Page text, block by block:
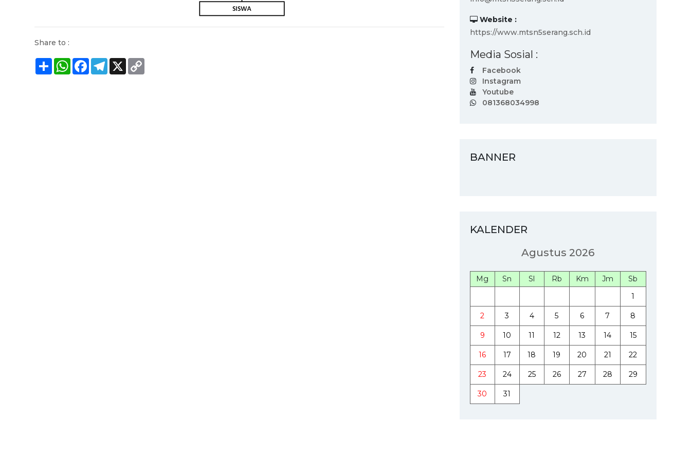
Share to :
ShareWhatsApp
FacebookTelegram
X
Website :
https://www.mtsn5serang.sch.id
Media Sosial :
Facebook
Instagram
Youtube
081368034998
BANNER
KALENDER
Agustus 2026
Mg Sn Sl Rb Km Jm
Sb
1
2 3 4 5 6 7 8
9 10 11 12 13 14 15
16 17 18 19 20 21 22
23 24 25 26 27 28 29
30 31